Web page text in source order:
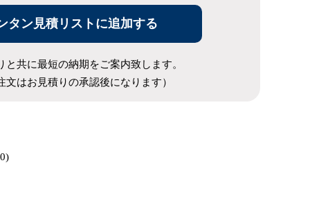
タン見積リストに追加する
と共に最短の納期をご案内致します。
文はお見積りの承認後になります）